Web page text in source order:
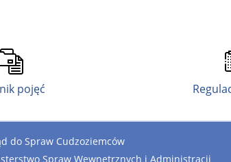
pojęć
do Spraw Cudzoziemców
Spraw Wewnętrznych i Administracji